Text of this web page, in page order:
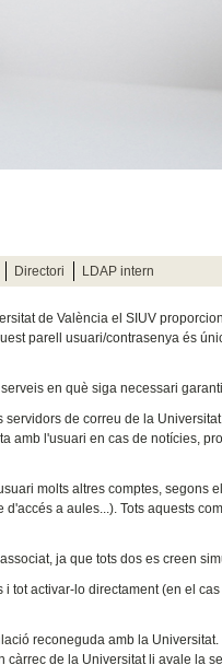
Directori LDAP intern
de València el SIUV
parell usuari/contrasenya és
en què siga necessari
de correu de la
amb l'usuari en cas de notícies,
molts altres comptes, segons
a aules...). Tots aquests
ja que tots dos es creen
tot activar-lo directament (en el
reconeguda amb la
de la Universitat li avale la